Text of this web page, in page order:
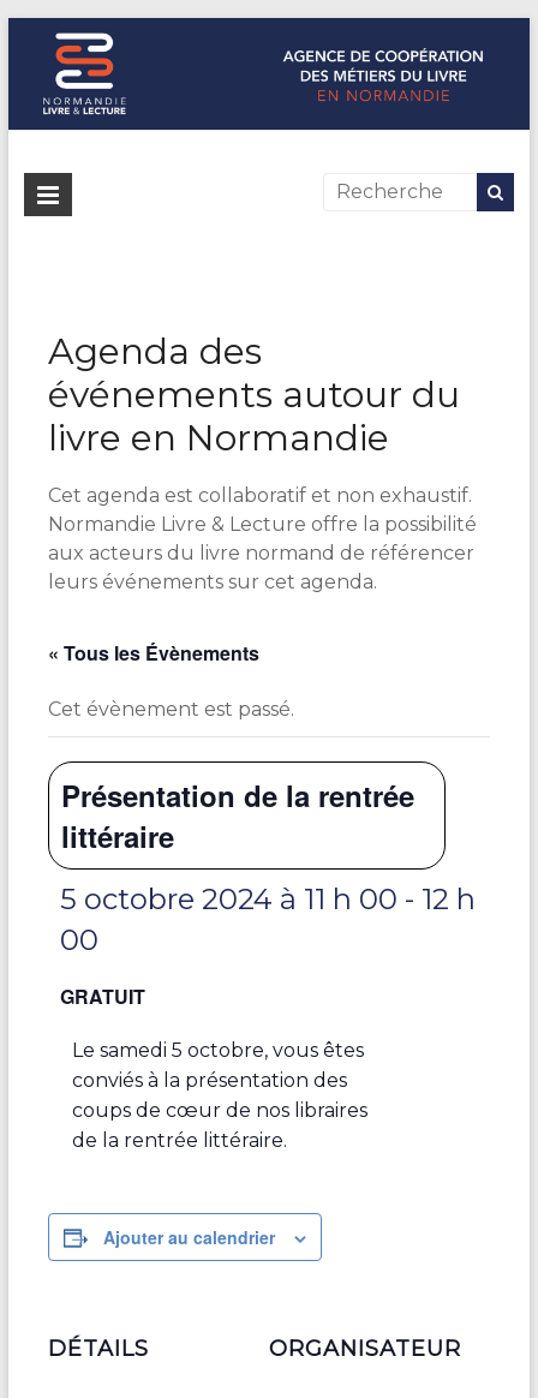
Normandie Livre & Lecture
L'agence de coopération des métiers du livre en Normandie
Agenda des
événements autour du
livre en Normandie
Cet agenda est collaboratif et non exhaustif.
Normandie Livre & Lecture offre la possibilité
aux acteurs du livre normand de référencer
leurs événements sur cet agenda.
« Tous les Évènements
Cet évènement est passé.
Présentation de la rentrée
littéraire
5 octobre 2024 à 11 h 00 - 12 h
00
GRATUIT
Le samedi 5 octobre, vous êtes
conviés à la présentation des
coups de cœur de nos libraires
de la rentrée littéraire.
Ajouter au calendrier
DÉTAILS ORGANISATEUR